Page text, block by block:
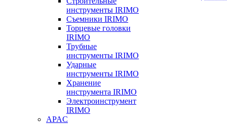
инструменты IRIMO
Съемники IRIMO
Торцевые головки
IRIMO
Трубные
инструменты IRIMO
Ударные
инструменты IRIMO
Хранение
инструмента IRIMO
Электроинструмент
IRIMO
APAC